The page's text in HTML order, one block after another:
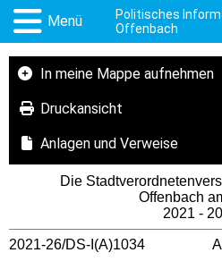
Menü
Politisches
Offenbach
In meine Mappe aufnehmen
Druckansicht
Anlagen und Verweise
Die
Offenbach
2021 -
2021-26/DS-I(A)1034